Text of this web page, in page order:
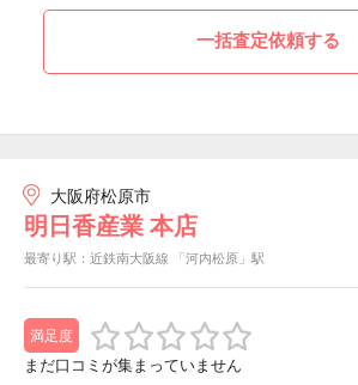
一括査定依頼する
大阪府松原市
明日香産業 本店
最寄り駅：近鉄南大阪線 「河内松原」駅
満足度
まだ口コミが集まっていません